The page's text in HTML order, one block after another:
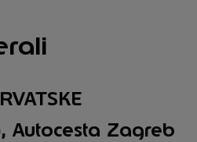
Autocesta Zagreb